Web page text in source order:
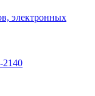
электронных